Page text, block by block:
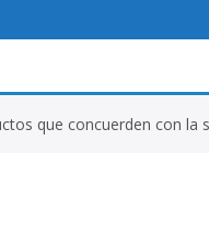
que concuerden con la